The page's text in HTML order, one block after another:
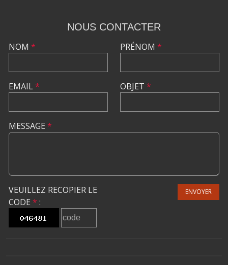
NOUS CONTACTER
NOM *
EMAIL*
PRÉNOM *
OBJET *
MESSAGE *
VEUILLEZ RECOPIER LE
CODE * :
ENVOYER